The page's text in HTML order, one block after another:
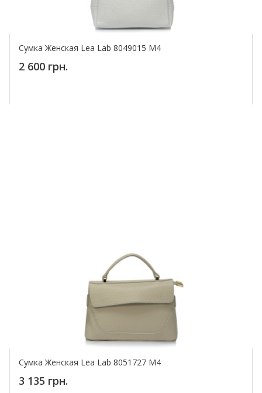
Сумка Женская Lea Lab 8049015 M4
2 600 грн.
Сумка Женская Lea Lab 8051727 M4
3 135 грн.